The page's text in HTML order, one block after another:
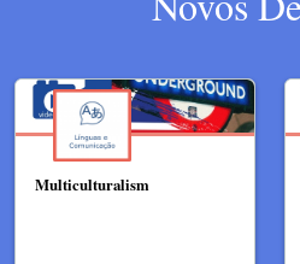
Multiculturalism